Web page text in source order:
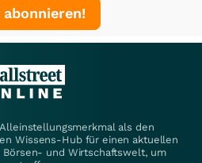
als den
Wissens-Hub für einen aktuellen
Börsen- und Wirtschaftswelt, um